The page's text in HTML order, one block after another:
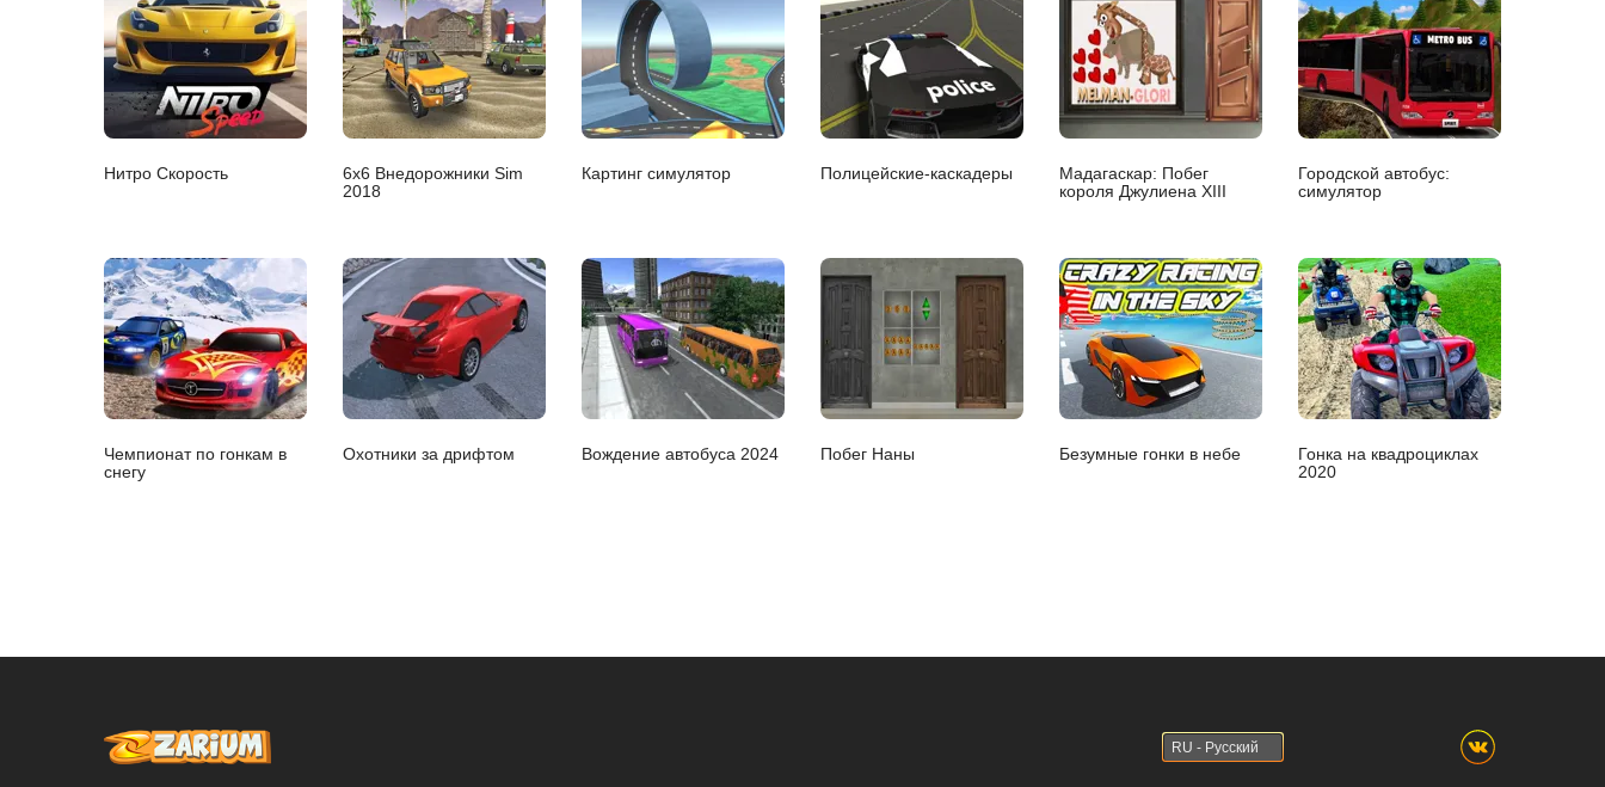
Нитро Скорость
6х6 Внедорожники Sim
2018
Картинг симулятор Полицейские-каскадеры
Мадагаскар: Побег
короля Джулиена XIII
Городской автобус:
симулятор
Чемпионат по гонкам в
снегу
Охотники за дрифтом Вождение автобуса 2024 Побег Наны Безумные гонки в небе
Гонка на квадроциклах
2020
RU - Русский